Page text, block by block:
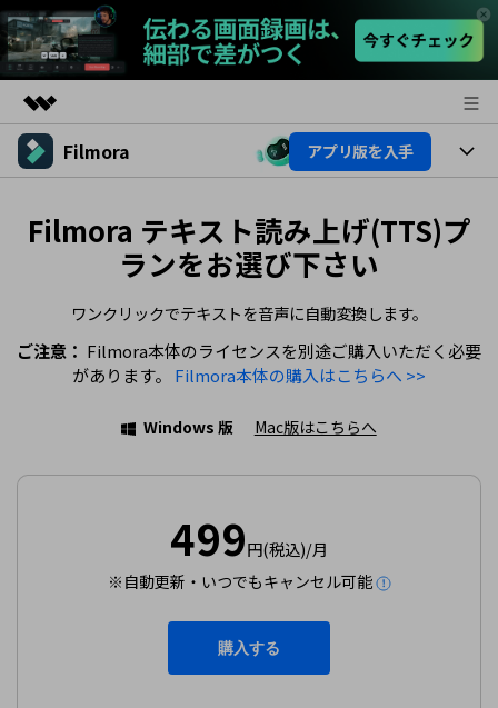
製品
ユーティリティ
プラン＆価格
サポート
Filmora アプリ版を入手
プラットフォーム
AIヒント
Filmoraのユーザー層
ビデオソリューション
動画編集関連知識
動画編集のコツ
ブランド紹介
検索
Filmora テキスト読み上げ(TTS)プ
ランをお選び下さい
ワンクリックでテキストを音声に自動変換します。
ご注意： Filmora本体のライセンスを別途ご購入いただく必要
があります。 Filmora本体の購入はこちらへ >>
Windows 版 Mac版はこちらへ
499円(税込)/月
※自動更新・いつでもキャンセル可能
購入する